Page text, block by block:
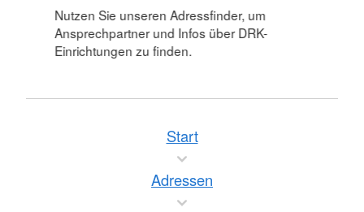
Nutzen Sie unseren Adressfinder, um
Ansprechpartner und Infos über DRK-
Einrichtungen zu finden.
Start
Adressen